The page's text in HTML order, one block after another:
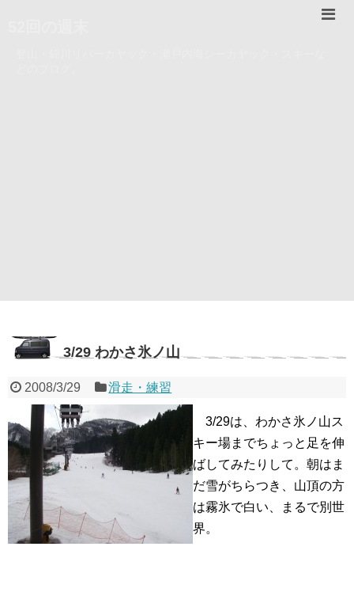
3/29 わかさ氷ノ山
2008/3/29 滑走・練習
3/29は、わかさ氷ノ山ス
キー場までちょっと足を伸
ばしてみたりして。朝はま
だ雪がちらつき、山頂の方
は霧氷で白い、まるで別世
界。